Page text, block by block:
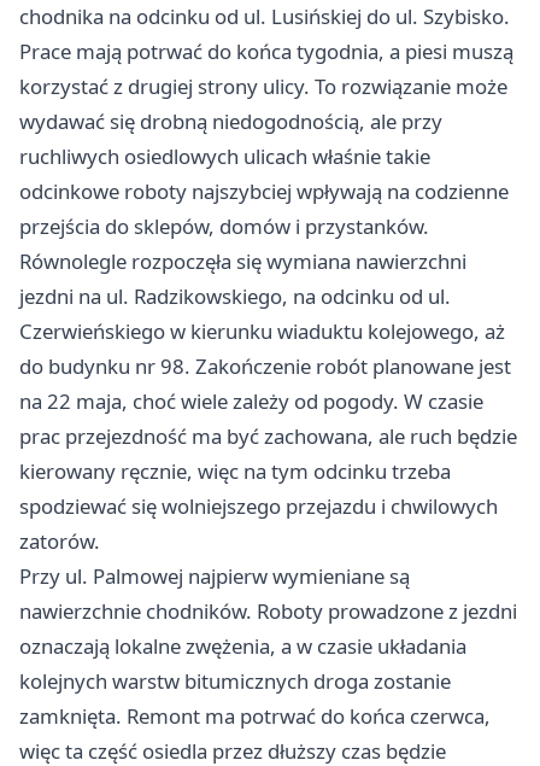
chodnika na odcinku od ul. Lusińskiej do ul. Szybisko.
Prace mają potrwać do końca tygodnia, a piesi muszą
korzystać z drugiej strony ulicy. To rozwiązanie może
wydawać się drobną niedogodnością, ale przy
ruchliwych osiedlowych ulicach właśnie takie
odcinkowe roboty najszybciej wpływają na codzienne
przejścia do sklepów, domów i przystanków.
Równolegle rozpoczęła się wymiana nawierzchni
jezdni na ul. Radzikowskiego, na odcinku od ul.
Czerwieńskiego w kierunku wiaduktu kolejowego, aż
do budynku nr 98. Zakończenie robót planowane jest
na 22 maja, choć wiele zależy od pogody. W czasie
prac przejezdność ma być zachowana, ale ruch będzie
kierowany ręcznie, więc na tym odcinku trzeba
spodziewać się wolniejszego przejazdu i chwilowych
zatorów.
Przy ul. Palmowej najpierw wymieniane są
nawierzchnie chodników. Roboty prowadzone z jezdni
oznaczają lokalne zwężenia, a w czasie układania
kolejnych warstw bitumicznych droga zostanie
zamknięta. Remont ma potrwać do końca czerwca,
więc ta część osiedla przez dłuższy czas będzie